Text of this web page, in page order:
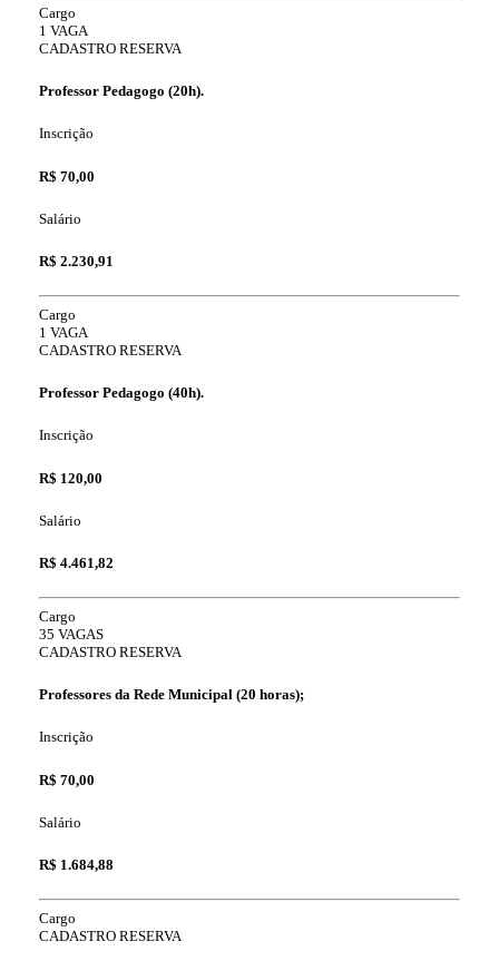
Cargo
1 VAGA
CADASTRO RESERVA
Professor Pedagogo (20h).
Inscrição
R$ 70,00
Salário
R$ 2.230,91
Cargo
1 VAGA
CADASTRO RESERVA
Professor Pedagogo (40h).
Inscrição
R$ 120,00
Salário
R$ 4.461,82
Cargo
35 VAGAS
CADASTRO RESERVA
Professores da Rede Municipal (20 horas);
Inscrição
R$ 70,00
Salário
R$ 1.684,88
Cargo
CADASTRO RESERVA